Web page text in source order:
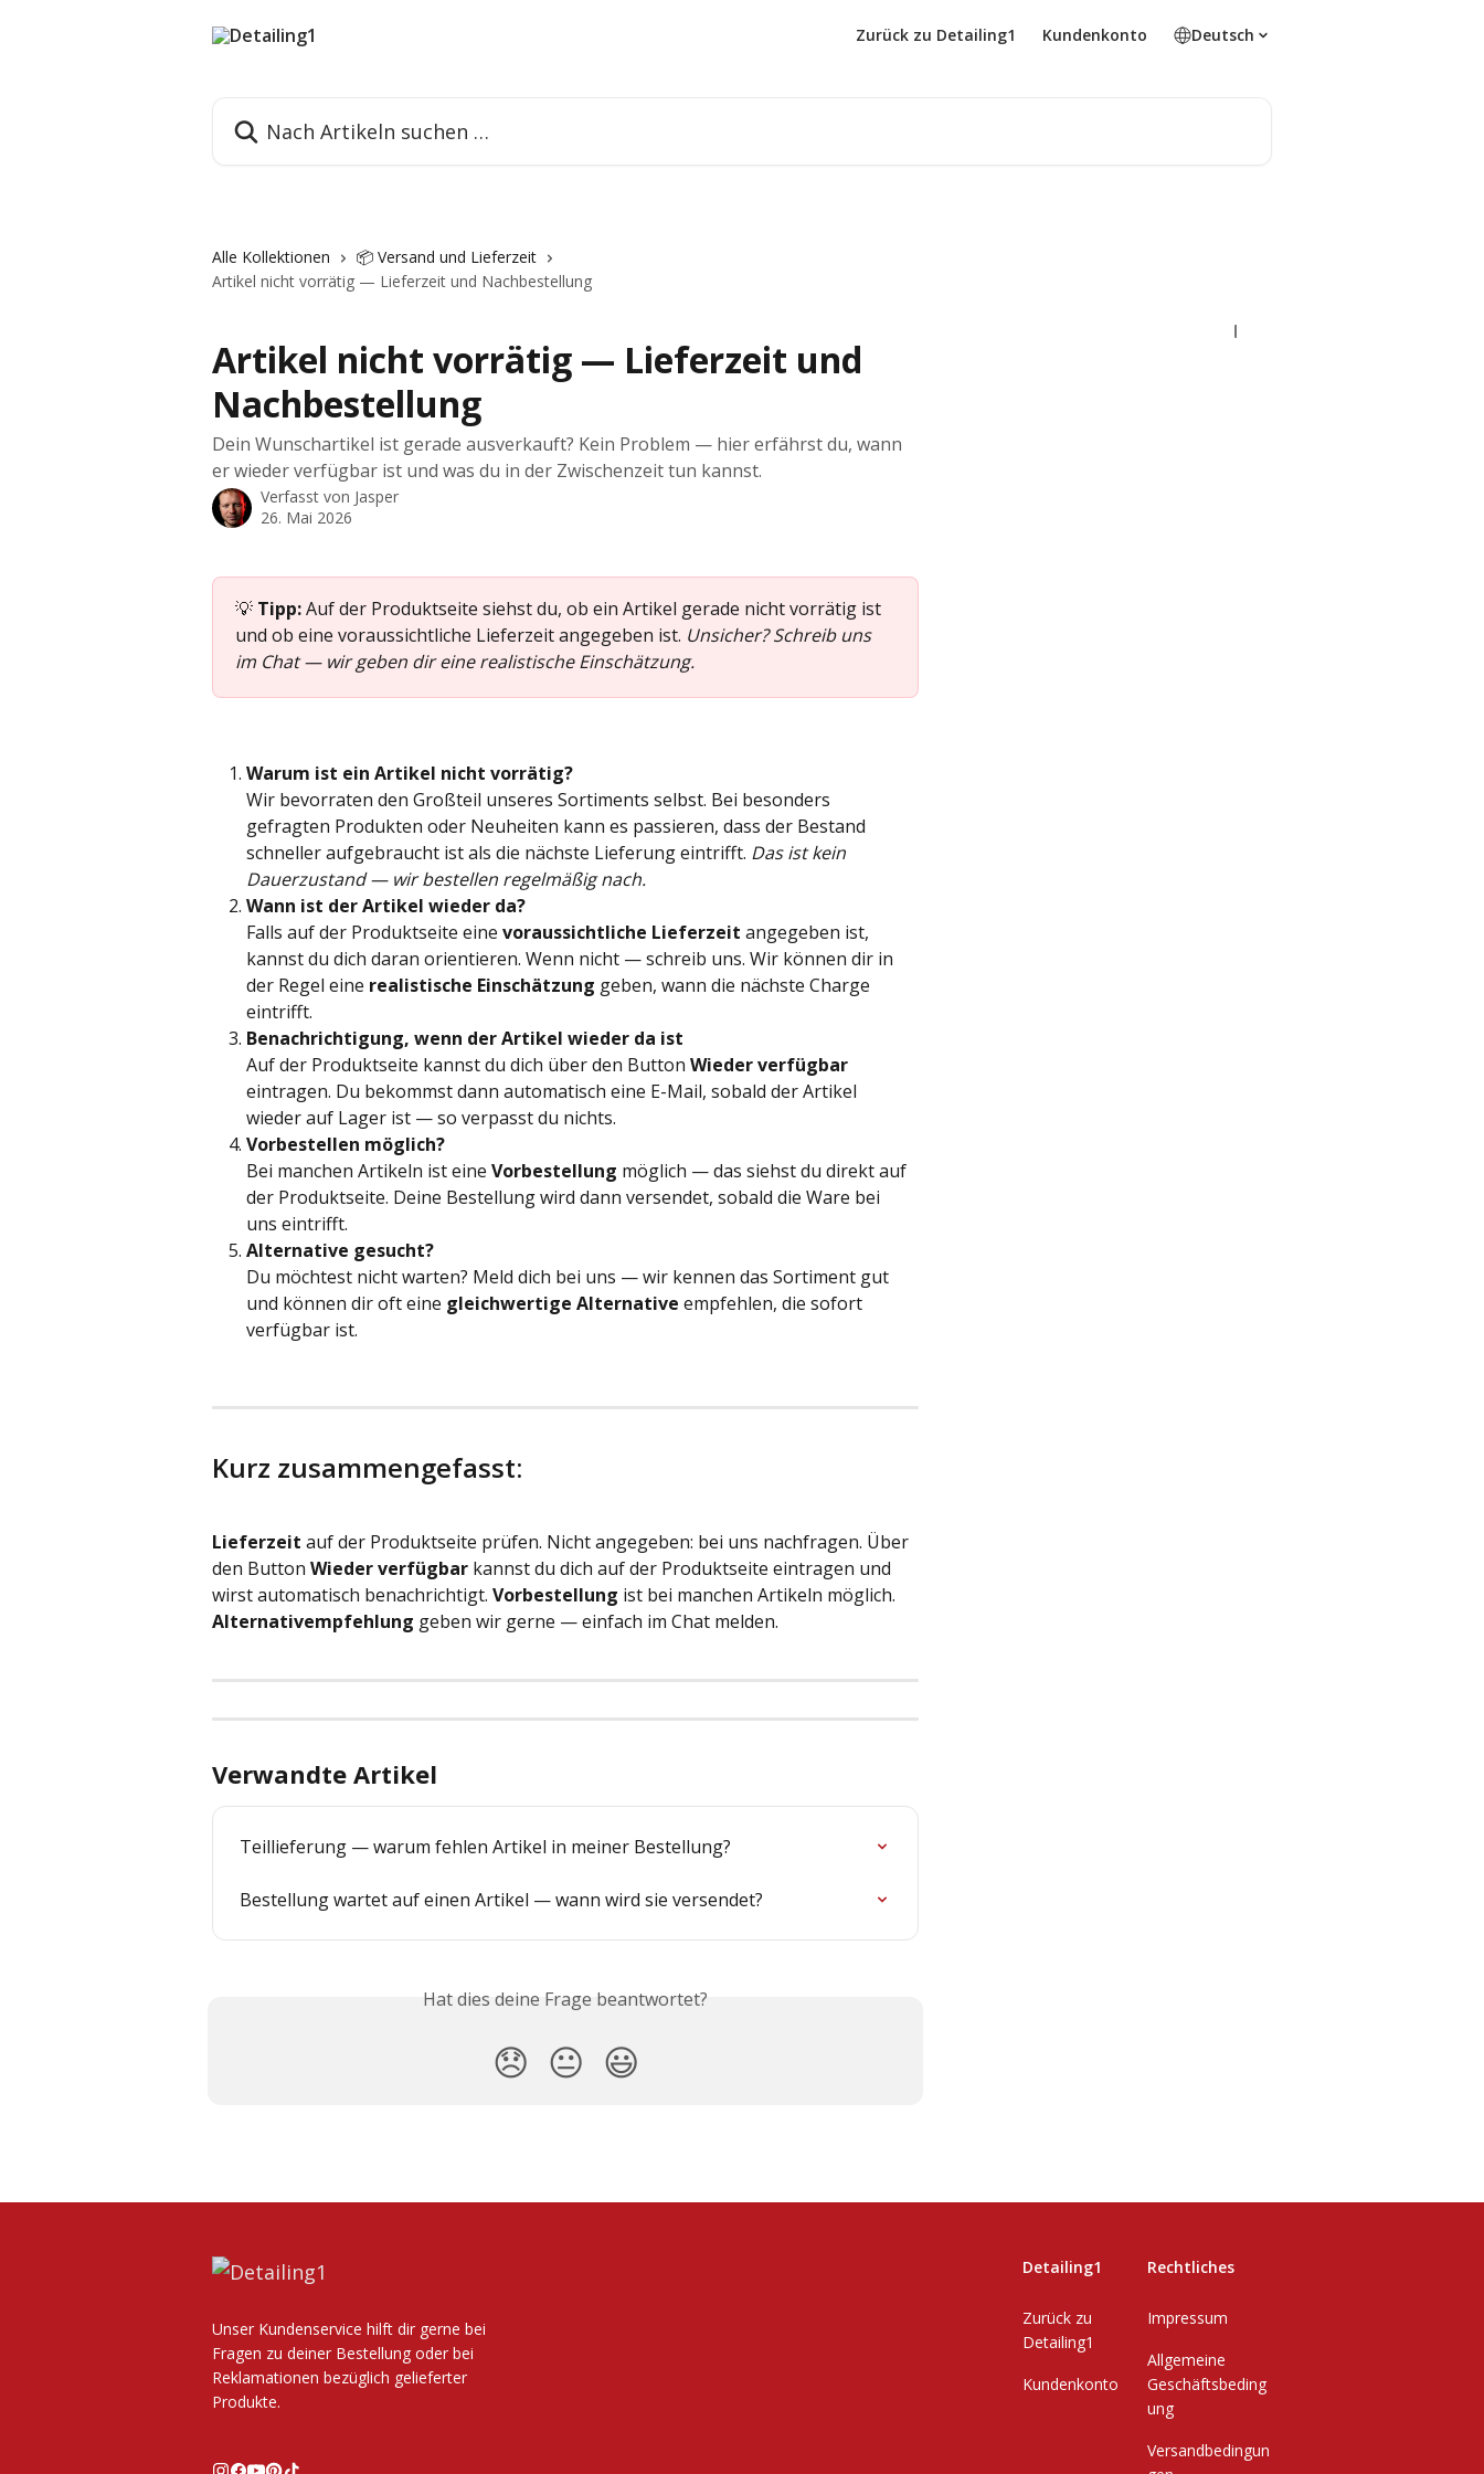
Zurück zu Detailing1 Kundenkonto Deutsch
Alle Kollektionen
📦 Versand und Lieferzeit
Artikel nicht vorrätig — Lieferzeit und Nachbestellung
Artikel nicht vorrätig — Lieferzeit und
Nachbestellung
Dein Wunschartikel ist gerade ausverkauft? Kein Problem — hier erfährst du, wann
er wieder verfügbar ist und was du in der Zwischenzeit tun kannst.
Verfasst von Jasper
26. Mai 2026
💡 Tipp: Auf der Produktseite siehst du, ob ein Artikel gerade nicht vorrätig ist
und ob eine voraussichtliche Lieferzeit angegeben ist. Unsicher? Schreib uns
im Chat — wir geben dir eine realistische Einschätzung.
Warum ist ein Artikel nicht vorrätig?
Wir bevorraten den Großteil unseres Sortiments selbst. Bei besonders
gefragten Produkten oder Neuheiten kann es passieren, dass der Bestand
schneller aufgebraucht ist als die nächste Lieferung eintrifft. Das ist kein
Dauerzustand — wir bestellen regelmäßig nach.
Wann ist der Artikel wieder da?
Falls auf der Produktseite eine voraussichtliche Lieferzeit angegeben ist,
kannst du dich daran orientieren. Wenn nicht — schreib uns. Wir können dir in
der Regel eine realistische Einschätzung geben, wann die nächste Charge
eintrifft.
Benachrichtigung, wenn der Artikel wieder da ist
Auf der Produktseite kannst du dich über den Button Wieder verfügbar
eintragen. Du bekommst dann automatisch eine E-Mail, sobald der Artikel
wieder auf Lager ist — so verpasst du nichts.
Vorbestellen möglich?
Bei manchen Artikeln ist eine Vorbestellung möglich — das siehst du direkt auf
der Produktseite. Deine Bestellung wird dann versendet, sobald die Ware bei
uns eintrifft.
Alternative gesucht?
Du möchtest nicht warten? Meld dich bei uns — wir kennen das Sortiment gut
und können dir oft eine gleichwertige Alternative empfehlen, die sofort
verfügbar ist.
Kurz zusammengefasst:
Lieferzeit auf der Produktseite prüfen. Nicht angegeben: bei uns nachfragen. Über
den Button Wieder verfügbar kannst du dich auf der Produktseite eintragen und
wirst automatisch benachrichtigt. Vorbestellung ist bei manchen Artikeln möglich.
Alternativempfehlung geben wir gerne — einfach im Chat melden.
Verwandte Artikel
Teillieferung — warum fehlen Artikel in meiner Bestellung?
Bestellung wartet auf einen Artikel — wann wird sie versendet?
Hat dies deine Frage beantwortet?
😞 😐 😃
Unser Kundenservice hilft dir gerne bei
Fragen zu deiner Bestellung oder bei
Reklamationen bezüglich gelieferter
Produkte.
Detailing1
Zurück zu
Detailing1
Kundenkonto
Rechtliches
Impressum
Allgemeine
Geschäftsbeding
ung
Versandbedingun